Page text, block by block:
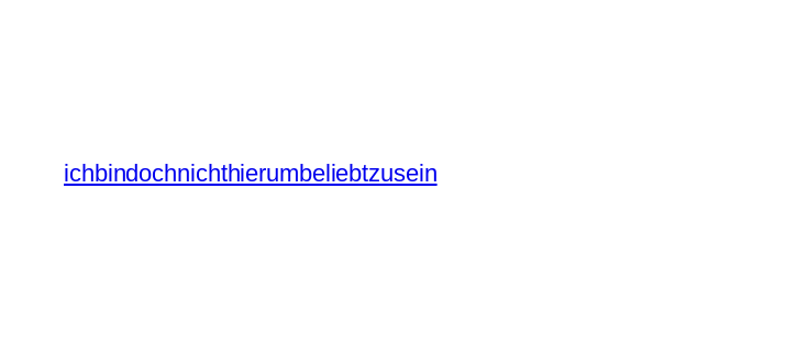
ichbindochnichthierumbeliebtzusein